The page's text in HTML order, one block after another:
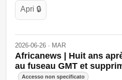
Apri 🔒
2026-06-26 · MAR
Africanews | Huit ans
au fuseau GMT et
Accesso non specificato